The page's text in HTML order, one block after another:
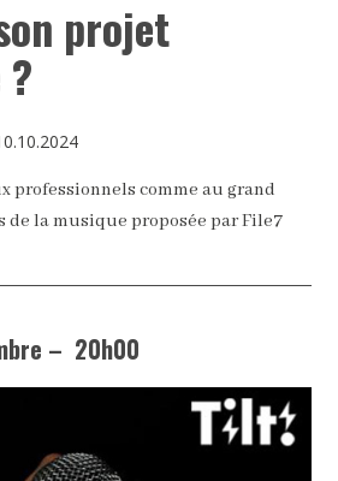
projet
professionnels comme au grand
la musique proposée par File7
– 20h00